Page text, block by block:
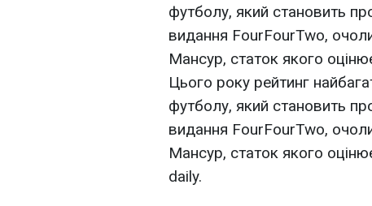
футболу, який становить
видання FourFourTwo,
Мансур, статок якого
Цього року рейтинг
футболу, який становить
видання FourFourTwo,
Мансур, статок якого
daily.